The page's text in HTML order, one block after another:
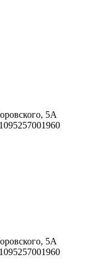
5А
5А